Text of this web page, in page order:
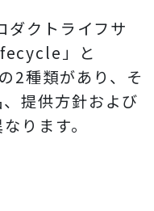
クトライフサ
」と
2種類があり、そ
提供方針および
ります。